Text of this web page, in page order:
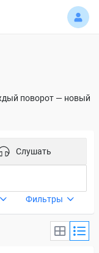
поворот — новый
Слушать
Фильтры